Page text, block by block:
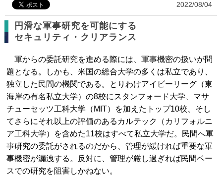
2022/08/04
円滑な軍事研究を可能にする
セキュリティ・クリアランス
軍からの委託研究を進める際には、軍事機密の扱いが問
題となる。しかも、米国の総合大学の多くは私立であり、
独立した民間の機関である。とりわけアイビーリーグ（東
海岸の有名私立大学）の8校にスタンフォード大学、マサ
チューセッツ工科大学（MIT）を加えたトップ10校、そし
てさらにそれ以上の評価のあるカルテック（カリフォルニ
ア工科大学）を含めた11校はすべて私立大学だ。民間へ軍
事研究の委託がされるのだから、管理が緩ければ重要な軍
事機密が漏洩する。反対に、管理が厳し過ぎれば民間ベー
スでの研究を阻害しかねない。